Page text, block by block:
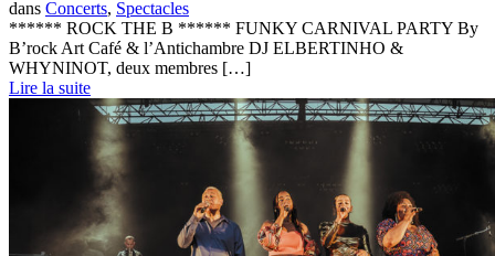
dans Concerts, Spectacles
****** ROCK THE B ****** FUNKY CARNIVAL PARTY By
B’rock Art Café & l’Antichambre DJ ELBERTINHO &
WHYNINOT, deux membres […]
Lire la suite